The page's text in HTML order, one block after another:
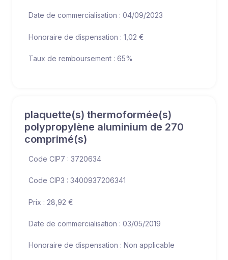
Date de commercialisation : 04/09/2023
Honoraire de dispensation : 1,02 €
Taux de remboursement : 65%
plaquette(s) thermoformée(s)
polypropylène aluminium de 270
comprimé(s)
Code CIP7 : 3720634
Code CIP3 : 3400937206341
Prix : 28,92 €
Date de commercialisation : 03/05/2019
Honoraire de dispensation : Non applicable